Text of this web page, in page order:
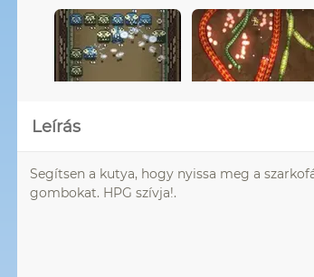
Leírás
Segítsen a kutya, hogy nyissa meg a
gombokat. HPG szívja!.